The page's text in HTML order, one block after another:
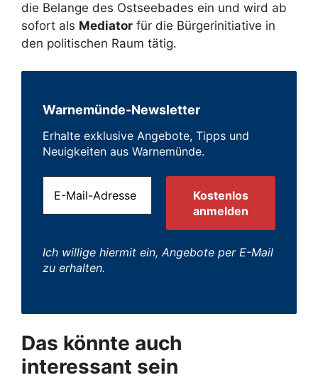
die Belange des Ostseebades ein und wird ab
sofort als Mediator für die Bürgerinitiative in
den politischen Raum tätig.
Warnemünde-Newsletter
Erhalte exklusive Angebote, Tipps und
Neuigkeiten aus Warnemünde.
Ich willige hiermit ein, Angebote per E-Mail
zu erhalten.
Das könnte auch
interessant sein